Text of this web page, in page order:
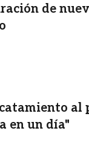
de
al
en un día"